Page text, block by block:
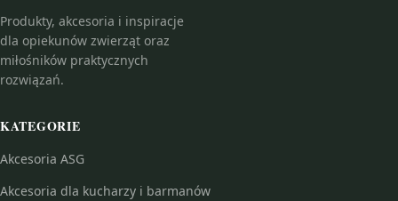
Produkty, akcesoria i inspiracje
dla opiekunów zwierząt oraz
miłośników praktycznych
rozwiązań.
KATEGORIE
Akcesoria ASG
Akcesoria dla kucharzy i barmanów